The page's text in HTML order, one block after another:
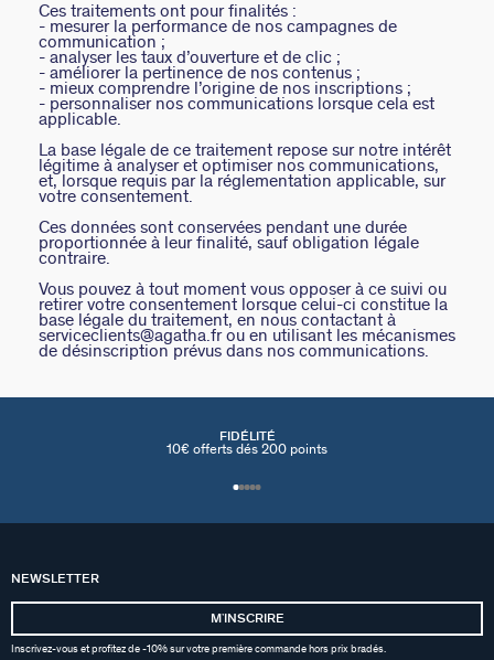
Ces traitements ont pour finalités :
- mesurer la performance de nos campagnes de
communication ;
- analyser les taux d’ouverture et de clic ;
- améliorer la pertinence de nos contenus ;
- mieux comprendre l’origine de nos inscriptions ;
- personnaliser nos communications lorsque cela est
applicable.
La base légale de ce traitement repose sur notre intérêt
légitime à analyser et optimiser nos communications,
et, lorsque requis par la réglementation applicable, sur
votre consentement.
Ces données sont conservées pendant une durée
proportionnée à leur finalité, sauf obligation légale
contraire.
Vous pouvez à tout moment vous opposer à ce suivi ou
retirer votre consentement lorsque celui-ci constitue la
base légale du traitement, en nous contactant à
serviceclients@agatha.fr ou en utilisant les mécanismes
de désinscription prévus dans nos communications.
FIDÉLITÉ
10€ offerts dés 200 points
NEWSLETTER
MʼINSCRIRE
Inscrivez-vous et profitez de -10% sur votre première commande hors prix bradés.